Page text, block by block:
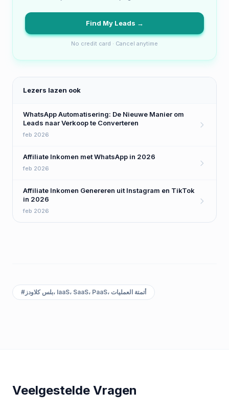
Find My Leads →
No credit card · Cancel anytime
Lezers lazen ook
WhatsApp Automatisering: De Nieuwe Manier om
Leads naar Verkoop te Converteren
feb 2026
Affiliate Inkomen met WhatsApp in 2026
feb 2026
Affiliate Inkomen Genereren uit Instagram en TikTok
in 2026
feb 2026
# بلس كلاودز، IaaS، SaaS، PaaS، أتمتة العمليات
Veelgestelde Vragen